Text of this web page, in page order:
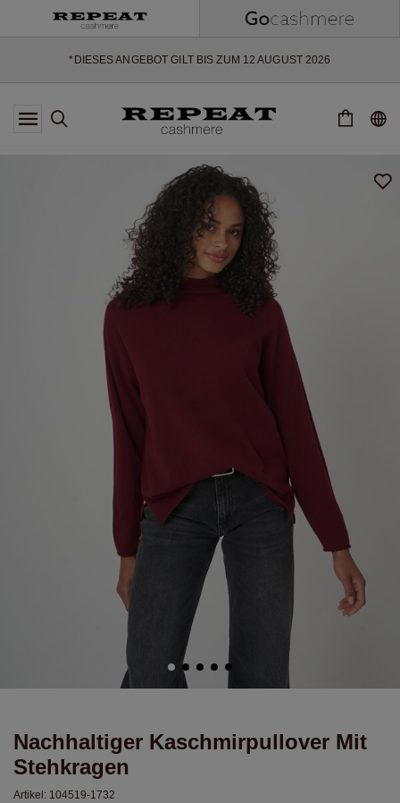
*DIESES ANGEBOT GILT BIS ZUM 12 AUGUST 2026
*GILT NICHT FÜR LIMITED EDITION
*AUSNAHMEN SIND MÖGLICH
WEICHE NEUE STYLES & FRISCHE FARBEN FÜR DIE KOMMENDE
SAISON
EXTRA 10% OFF SALE
Nachhaltiger Kaschmirpullover Mit
Stehkragen
Artikel: 104519-1732